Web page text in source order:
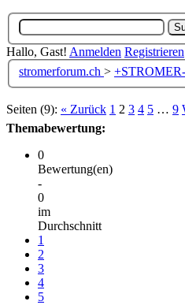
Hallo, Gast! Anmelden Registrieren
stromerforum.ch > +STROMER-
Seiten (9): « Zurück 1 2 3 4 5 … 9
Themabewertung:
0
Bewertung(en)
-
0
im
Durchschnitt
1
2
3
4
5